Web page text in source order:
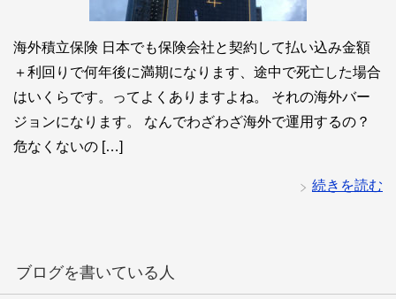
海外積立保険 日本でも保険会社と契約して払い込み金額
＋利回りで何年後に満期になります、途中で死亡した場合
はいくらです。ってよくありますよね。 それの海外バー
ジョンになります。 なんでわざわざ海外で運用するの？
危なくないの […]
続きを読む
ブログを書いている人